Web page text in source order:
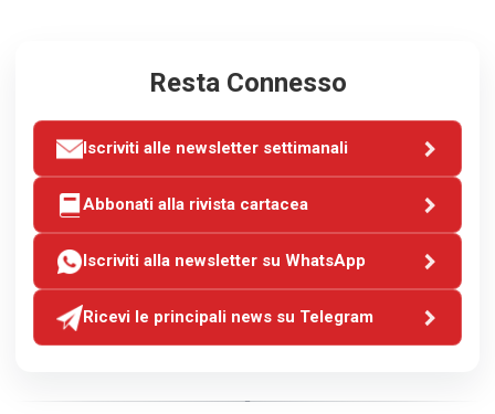
Resta Connesso
Iscriviti alle newsletter settimanali
Abbonati alla rivista cartacea
Iscriviti alla newsletter su WhatsApp
Ricevi le principali news su Telegram